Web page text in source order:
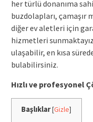
her türlü donanıma
buzdolapları, çamaşır
diğer ev aletleri için
hizmetleri
ulaşabilir, en kısa
bulabilirsiniz.
Hızlı ve profesyonel
Başlıklar[Gizle]